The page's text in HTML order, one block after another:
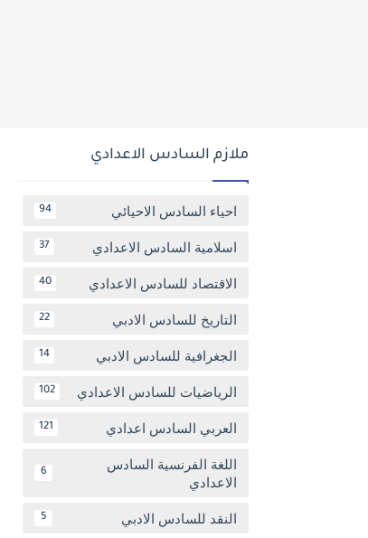
ملازم السادس الاعدادي
احياء السادس الاحيائي 94
اسلامية السادس الاعدادي 37
الاقتصاد للسادس الاعدادي 40
التاريخ للسادس الادبي 22
الجغرافية للسادس الادبي 14
الرياضيات للسادس الاعدادي 102
العربي السادس اعدادي 121
اللغة الفرنسية السادس
الاعدادي
6
النقد للسادس الادبي 5